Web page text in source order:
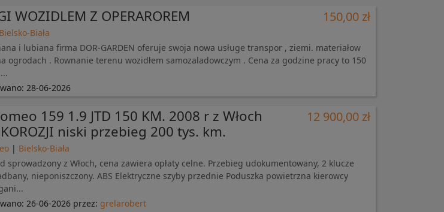
WOZIDLEM Z OPERAROREM
Bielsko-Biała
150,00 zł
i lubiana firma DOR-GARDEN oferuje swoja nowa usługe transpor , ziemi. materiałow
ogrodach . Rownanie terenu wozidłem samozaladowczym . Cena za godzine pracy to 150
28-06-2026
159 1.9 JTD 150 KM. 2008 r z Włoch
KOROZJI niski przebieg 200 tys. km.
| Bielsko-Biała
12 900,00 zł
sprowadzony z Włoch, cena zawiera opłaty celne. Przebieg udokumentowany, 2 klucze
nieponiszczony. ABS Elektryczne szyby przednie Poduszka powietrzna kierowcy
26-06-2026 przez: grelarobert